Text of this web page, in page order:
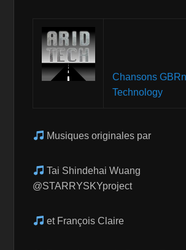
Chansons
Technology
Musiques originales par
Tai Shindehai Wuang
@STARRYSKYproject
et François Claire